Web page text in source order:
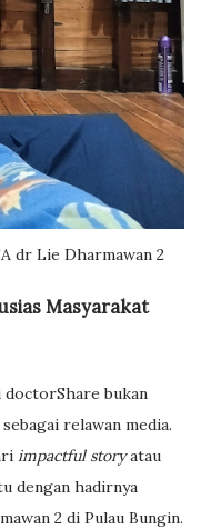
dr Lie Dharmawan 2
Masyarakat
doctorShare bukan
relawan media.
impactful storyatau
dengan hadirnya
2 di Pulau Bungin.